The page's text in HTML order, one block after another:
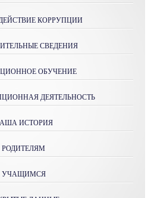
КОРРУПЦИИ
СВЕДЕНИЯ
ОБУЧЕНИЕ
ДЕЯТЕЛЬНОСТЬ
ИСТОРИЯ
РОДИТЕЛЯМ
УЧАЩИМСЯ